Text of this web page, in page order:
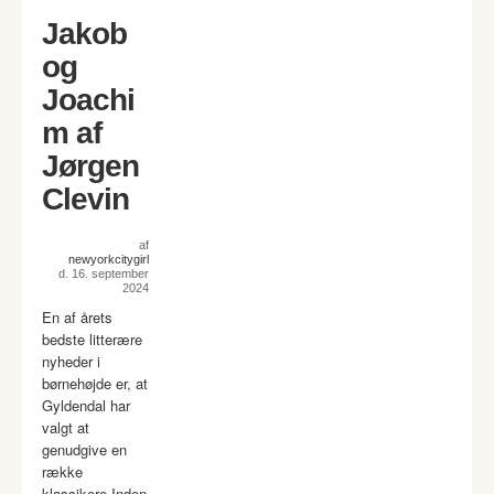
Jakob
og
Joachi
m af
Jørgen
Clevin
af
newyorkcitygirl
d. 16. september
2024
En af årets
bedste litterære
nyheder i
børnehøjde er, at
Gyldendal har
valgt at
genudgive en
række